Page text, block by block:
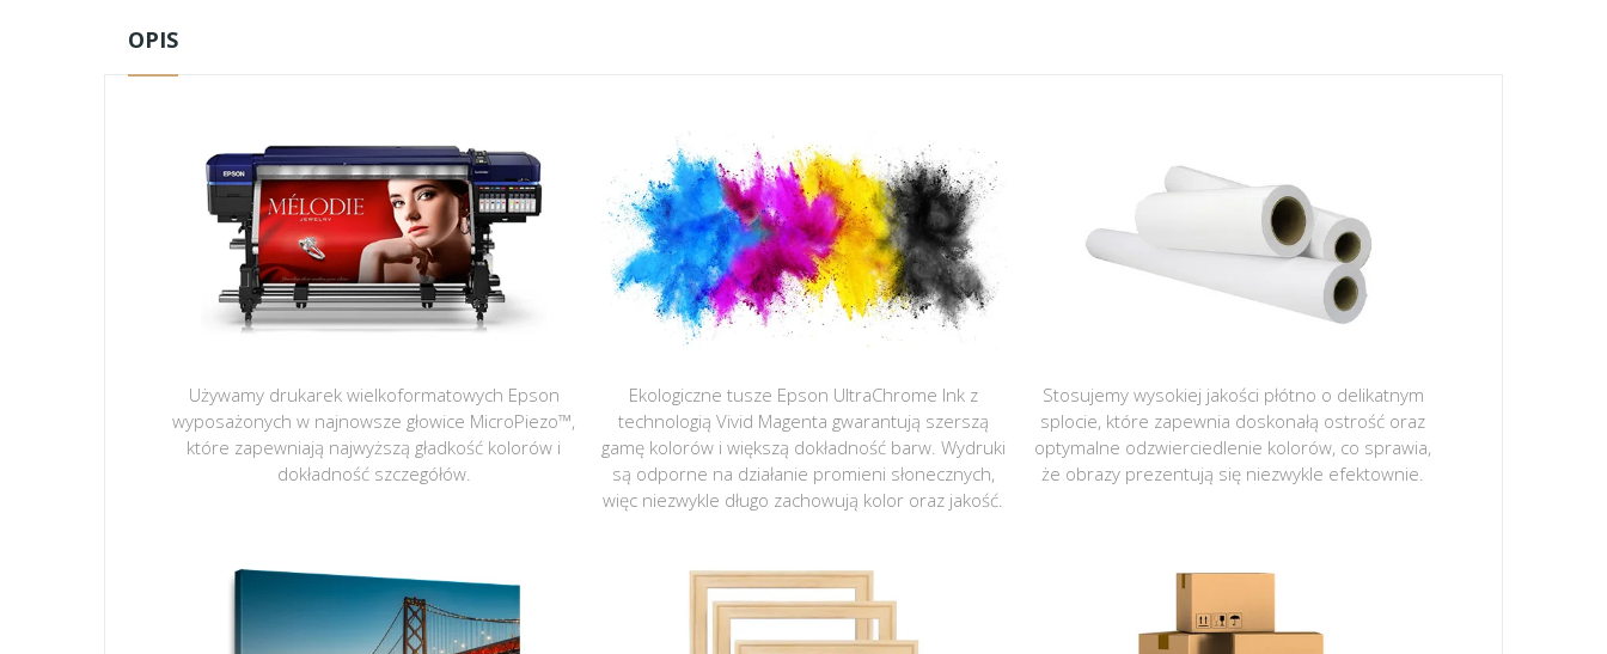
OPIS
Używamy drukarek wielkoformatowych Epson
wyposażonych w najnowsze głowice MicroPiezo™,
które zapewniają najwyższą gładkość kolorów i
dokładność szczegółów.
Ekologiczne tusze Epson UltraChrome Ink z
technologią Vivid Magenta gwarantują szerszą
gamę kolorów i większą dokładność barw. Wydruki
są odporne na działanie promieni słonecznych,
więc niezwykle długo zachowują kolor oraz jakość.
Stosujemy wysokiej jakości płótno o delikatnym
splocie, które zapewnia doskonałą ostrość oraz
optymalne odzwierciedlenie kolorów, co sprawia,
że obrazy prezentują się niezwykle efektownie.